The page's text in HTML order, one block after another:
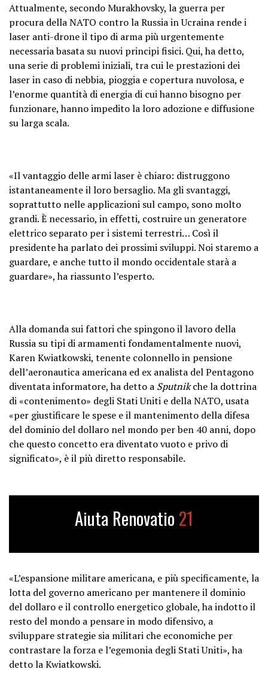
Attualmente, secondo Murakhovsky, la guerra per
procura della NATO contro la Russia in Ucraina rende i
laser anti-drone il tipo di arma più urgentemente
necessaria basata su nuovi principi fisici. Qui, ha detto,
una serie di problemi iniziali, tra cui le prestazioni dei
laser in caso di nebbia, pioggia e copertura nuvolosa, e
l’enorme quantità di energia di cui hanno bisogno per
funzionare, hanno impedito la loro adozione e diffusione
su larga scala.
«Il vantaggio delle armi laser è chiaro: distruggono
istantaneamente il loro bersaglio. Ma gli svantaggi,
soprattutto nelle applicazioni sul campo, sono molto
grandi. È necessario, in effetti, costruire un generatore
elettrico separato per i sistemi terrestri… Così il
presidente ha parlato dei prossimi sviluppi. Noi staremo a
guardare, e anche tutto il mondo occidentale starà a
guardare», ha riassunto l’esperto.
Alla domanda sui fattori che spingono il lavoro della
Russia su tipi di armamenti fondamentalmente nuovi,
Karen Kwiatkowski, tenente colonnello in pensione
dell’aeronautica americana ed ex analista del Pentagono
diventata informatore, ha detto a Sputnikche la dottrina
di «contenimento» degli Stati Uniti e della NATO, usata
«per giustificare le spese e il mantenimento della difesa
del dominio del dollaro nel mondo per ben 40 anni, dopo
che questo concetto era diventato vuoto e privo di
significato», è il più diretto responsabile.
Aiuta Renovatio 21
«L’espansione militare americana, e più specificamente, la
lotta del governo americano per mantenere il dominio
del dollaro e il controllo energetico globale, ha indotto il
resto del mondo a pensare in modo difensivo, a
sviluppare strategie sia militari che economiche per
contrastare la forza e l’egemonia degli Stati Uniti», ha
detto la Kwiatkowski.